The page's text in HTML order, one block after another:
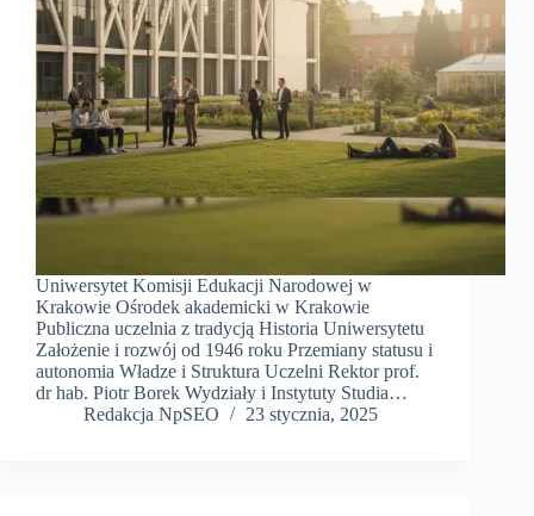
Uniwersytet Komisji Edukacji Narodowej w
Krakowie Ośrodek akademicki w Krakowie
Publiczna uczelnia z tradycją Historia Uniwersytetu
Założenie i rozwój od 1946 roku Przemiany statusu i
autonomia Władze i Struktura Uczelni Rektor prof.
dr hab. Piotr Borek Wydziały i Instytuty Studia…
Redakcja NpSEO
23 stycznia, 2025